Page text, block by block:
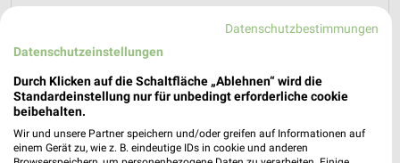
Datenschutzbestimmungen
Datenschutzeinstellungen
Durch Klicken auf die Schaltfläche „Ablehnen“ wird die
Standardeinstellung nur für unbedingt erforderliche cookie
beibehalten.
Wir und unsere Partner speichern und/oder greifen auf Informationen auf
einem Gerät zu, wie z. B. eindeutige IDs in cookie und anderen